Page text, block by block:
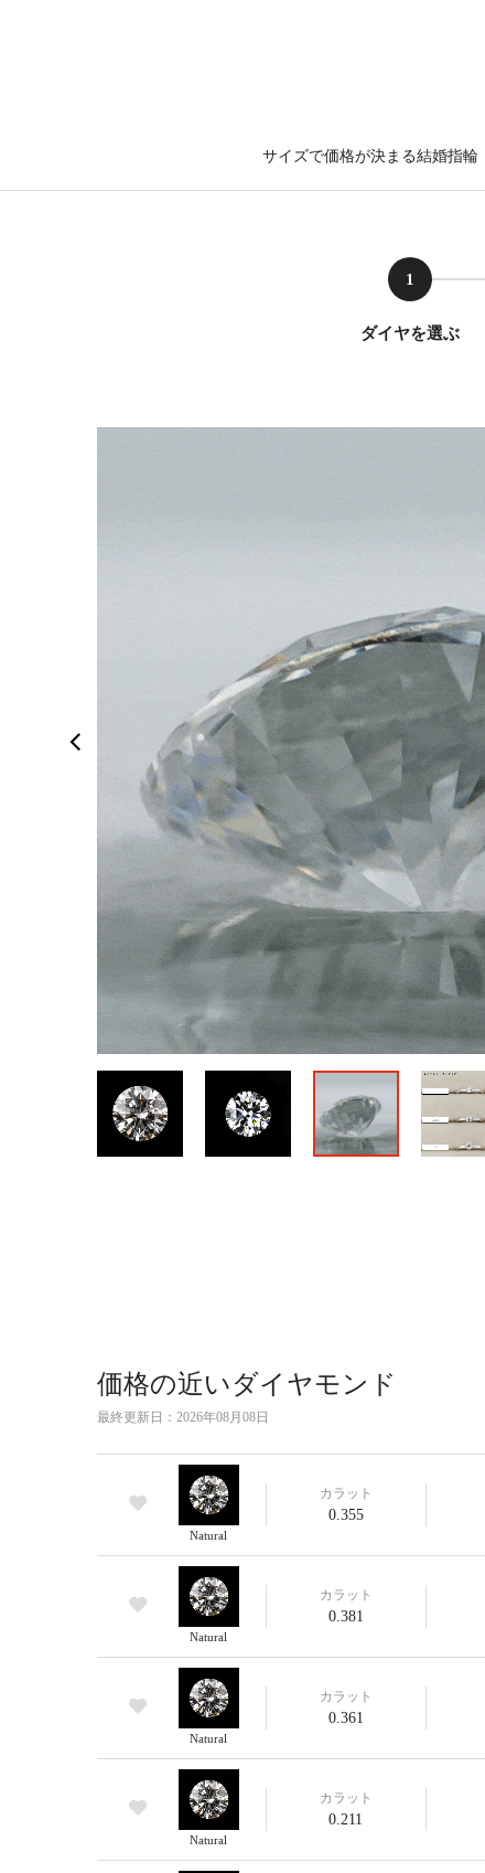
サイズで価格が決まる結婚指輪
1
ダイヤを選ぶ
価格の近いダイヤモンド
最終更新日： 2026年08月08日
Natural
カラット
0.355
Natural
カラット
0.381
Natural
カラット
0.361
Natural
カラット
0.211